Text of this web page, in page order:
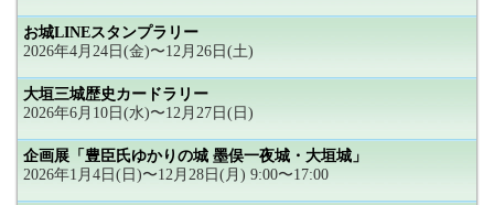
お城LINEスタンプラリー
2026年4月24日(金)〜12月26日(土)
大垣三城歴史カードラリー
2026年6月10日(水)〜12月27日(日)
企画展「豊臣氏ゆかりの城 墨俣一夜城・大垣城」
2026年1月4日(日)〜12月28日(月) 9:00〜17:00